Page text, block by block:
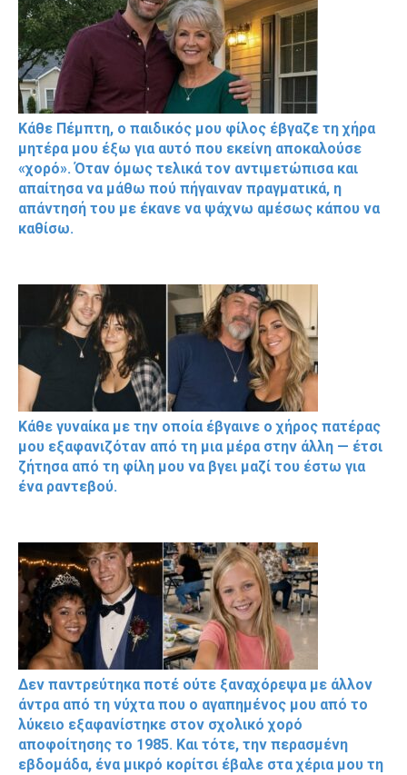
Κάθε Πέμπτη, ο παιδικός μου φίλος έβγαζε τη χήρα
μητέρα μου έξω για αυτό που εκείνη αποκαλούσε
«χορό». Όταν όμως τελικά τον αντιμετώπισα και
απαίτησα να μάθω πού πήγαιναν πραγματικά, η
απάντησή του με έκανε να ψάχνω αμέσως κάπου να
καθίσω.
Κάθε γυναίκα με την οποία έβγαινε ο χήρος πατέρας
μου εξαφανιζόταν από τη μια μέρα στην άλλη — έτσι
ζήτησα από τη φίλη μου να βγει μαζί του έστω για
ένα ραντεβού.
Δεν παντρεύτηκα ποτέ ούτε ξαναχόρεψα με άλλον
άντρα από τη νύχτα που ο αγαπημένος μου από το
λύκειο εξαφανίστηκε στον σχολικό χορό
αποφοίτησης το 1985. Και τότε, την περασμένη
εβδομάδα, ένα μικρό κορίτσι έβαλε στα χέρια μου τη